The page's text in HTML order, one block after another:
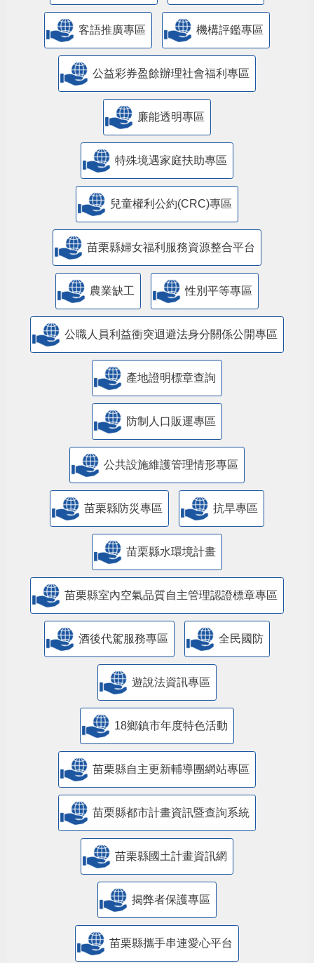
客語推廣專區 機構評鑑專區
公益彩券盈餘辦理社會福利專區
廉能透明專區
特殊境遇家庭扶助專區
兒童權利公約(CRC)專區
苗栗縣婦女福利服務資源整合平台
農業缺工 性別平等專區
公職人員利益衝突迴避法身分關係公開專區
產地證明標章查詢
防制人口販運專區
​公共設施維護管理情形專區
苗栗縣防災專區 抗旱專區
苗栗縣水環境計畫
苗栗縣室內空氣品質自主管理認證標章專區
酒後代駕服務專區 全民國防
遊說法資訊專區
18鄉鎮市年度特色活動
苗栗縣自主更新輔導團網站專區
苗栗縣都市計畫資訊暨查詢系統
苗栗縣國土計畫資訊網
揭弊者保護專區
苗栗縣攜手串連愛心平台